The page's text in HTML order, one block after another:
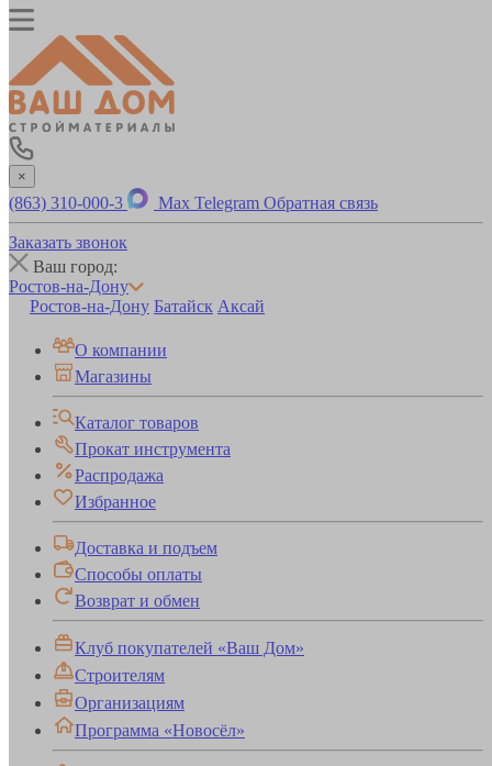
×
(863) 310-000-3 Max Telegram Обратная связь
Заказать звонок
Ваш город:
Ростов-на-Дону
Ростов-на-Дону Батайск Аксай
О компании
Магазины
Каталог товаров
Прокат инструмента
Распродажа
Избранное
Доставка и подъем
Способы оплаты
Возврат и обмен
Клуб покупателей «Ваш Дом»
Строителям
Организациям
Программа «Новосёл»